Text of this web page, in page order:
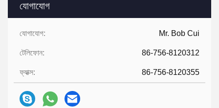
যোগাযোগ
যোগাযোগ: Mr. Bob Cui
টেলিফোন: 86-756-8120312
ফ্যাক্স: 86-756-8120355